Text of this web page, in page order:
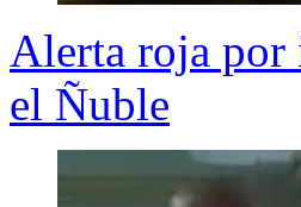
Alerta roja por
el Ñuble